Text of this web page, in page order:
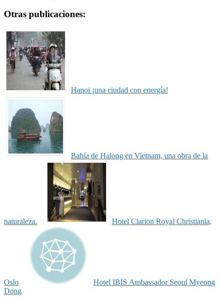
Otras publicaciones:
Hanoi ¡una ciudad con energía!
Bahía de Halong en Vietnam, una obra de la
naturaleza. Hotel Clarion Royal Christiania,
Oslo
Hotel IBIS Ambassador Seoul Myeong
Dong